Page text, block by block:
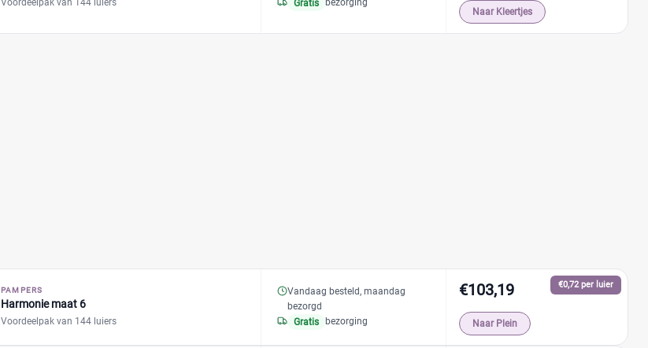
Voordeelpak van 144 luiers
Gratis
Naar Kleertjes
PAMPERS
Harmonie maat 6
Voordeelpak van 144 luiers
Vandaag besteld, maandag
bezorgd
Gratis bezorging
€0,72 per luier
€103,19
Naar Plein